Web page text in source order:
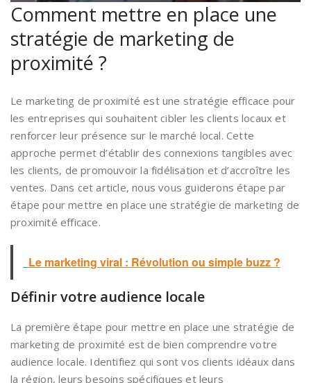
Comment mettre en place une
stratégie de marketing de
proximité ?
Le marketing de proximité est une stratégie efficace pour
les entreprises qui souhaitent cibler les clients locaux et
renforcer leur présence sur le marché local. Cette
approche permet d’établir des connexions tangibles avec
les clients, de promouvoir la fidélisation et d’accroître les
ventes. Dans cet article, nous vous guiderons étape par
étape pour mettre en place une stratégie de marketing de
proximité efficace.
Le marketing viral : Révolution ou simple buzz ?
Définir votre audience locale
La première étape pour mettre en place une stratégie de
marketing de proximité est de bien comprendre votre
audience locale. Identifiez qui sont vos clients idéaux dans
la région, leurs besoins spécifiques et leurs